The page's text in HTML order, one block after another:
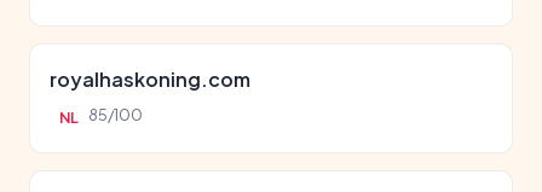
royalhaskoning.com
NL 85/100